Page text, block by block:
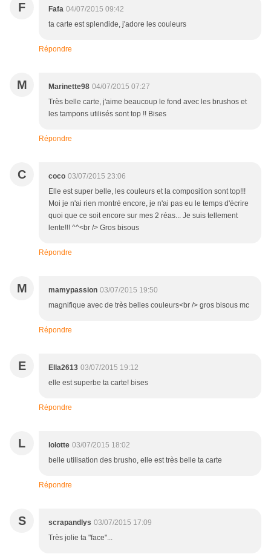
F Fafa 04/07/2015 09:42
ta carte est splendide, j'adore les couleurs
Répondre
M Marinette98 04/07/2015 07:27
Très belle carte, j'aime beaucoup le fond avec les brushos et
les tampons utilisés sont top !! Bises
Répondre
C coco 03/07/2015 23:06
Elle est super belle, les couleurs et la composition sont top!!!
Moi je n'ai rien montré encore, je n'ai pas eu le temps d'écrire
quoi que ce soit encore sur mes 2 réas... Je suis tellement
lente!!! ^^<br /> Gros bisous
Répondre
M mamypassion 03/07/2015 19:50
magnifique avec de très belles couleurs<br /> gros bisous mc
Répondre
E Ella2613 03/07/2015 19:12
elle est superbe ta carte! bises
Répondre
L lolotte 03/07/2015 18:02
belle utilisation des brusho, elle est très belle ta carte
Répondre
S scrapandlys 03/07/2015 17:09
Très jolie ta "face"...